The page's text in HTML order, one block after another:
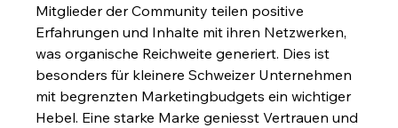
Mitglieder der Community teilen positive
Erfahrungen und Inhalte mit ihren Netzwerken,
was organische Reichweite generiert. Dies ist
besonders für kleinere Schweizer Unternehmen
mit begrenzten Marketingbudgets ein wichtiger
Hebel. Eine starke Marke geniesst Vertrauen und